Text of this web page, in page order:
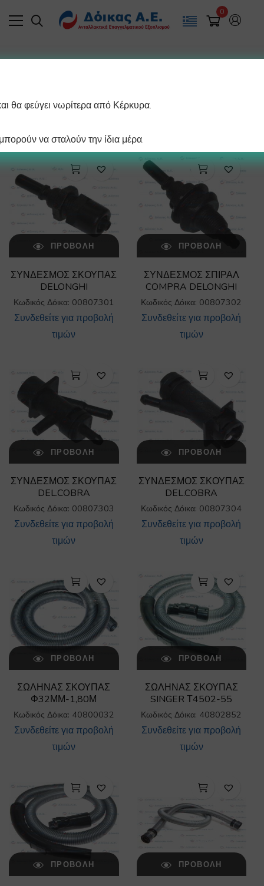
0
ΠΡΟΒΟΛΉ
ΣΥΝΔΕΣΜΟΣ ΣΚΟΥΠΑΣ
DELONGHI
Κωδικός Δόικα: 00807301
Συνδεθείτε για προβολή
τιμών
ΠΡΟΒΟΛΉ
ΣΥΝΔΕΣΜΟΣ ΣΠΙΡΑΛ
COMPRA DELONGHI
Κωδικός Δόικα: 00807302
Συνδεθείτε για προβολή
τιμών
ΠΡΟΒΟΛΉ
ΣΥΝΔΕΣΜΟΣ ΣΚΟΥΠΑΣ
DEL.COBRA
Κωδικός Δόικα: 00807303
Συνδεθείτε για προβολή
τιμών
ΠΡΟΒΟΛΉ
ΣΥΝΔΕΣΜΟΣ ΣΚΟΥΠΑΣ
DEL.COBRA
Κωδικός Δόικα: 00807304
Συνδεθείτε για προβολή
τιμών
ΠΡΟΒΟΛΉ
ΣΩΛΗΝΑΣ ΣΚΟΥΠΑΣ
Φ32ΜΜ-1,80Μ
Κωδικός Δόικα: 40800032
Συνδεθείτε για προβολή
τιμών
ΠΡΟΒΟΛΉ
ΣΩΛΗΝΑΣ ΣΚΟΥΠΑΣ
SINGER Τ4502-55
Κωδικός Δόικα: 40802852
Συνδεθείτε για προβολή
τιμών
ΠΡΟΒΟΛΉ ΠΡΟΒΟΛΉ
θα φεύγει νωρίτερα από Κέρκυρα.
να σταλούν την ίδια μέρα.